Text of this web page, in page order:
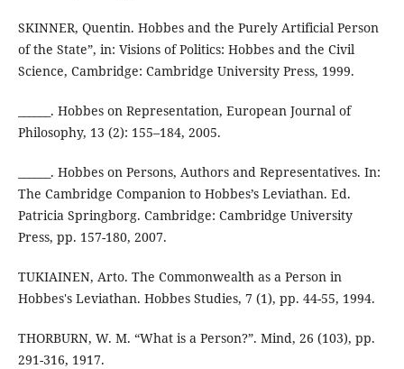
SKINNER, Quentin. Hobbes and the Purely Artificial Person
of the State”, in: Visions of Politics: Hobbes and the Civil
Science, Cambridge: Cambridge University Press, 1999.
______. Hobbes on Representation, European Journal of
Philosophy, 13 (2): 155–184, 2005.
______. Hobbes on Persons, Authors and Representatives. In:
The Cambridge Companion to Hobbes’s Leviathan. Ed.
Patricia Springborg. Cambridge: Cambridge University
Press, pp. 157-180, 2007.
TUKIAINEN, Arto. The Commonwealth as a Person in
Hobbes's Leviathan. Hobbes Studies, 7 (1), pp. 44-55, 1994.
THORBURN, W. M. “What is a Person?”. Mind, 26 (103), pp.
291-316, 1917.